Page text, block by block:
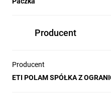
Producent
Producent
ETI POLAM SPÓŁKA Z